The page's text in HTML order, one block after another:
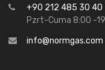
+90 212 485 30 40
Pzrt-Cuma 8:00 -
info@normgas.com